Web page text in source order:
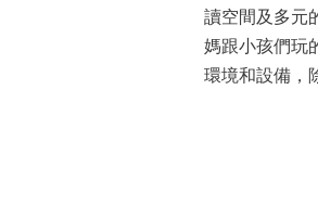
讀空間及多元
媽跟小孩們玩